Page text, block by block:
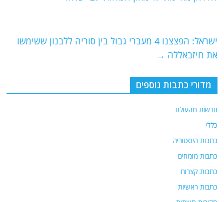
k
ישראל: הפצצנו 4 מעברי גבול בין סוריה ללבנון ששימשו
את חיזבאללה →
מדורי כתבות נוספים
חדשות מהעולם
כללי
כתבות היסטוריה
כתבות מומחים
כתבות קצרות
כתבות ראשיות